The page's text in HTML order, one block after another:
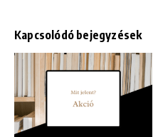
Kapcsolódó bejegyzések